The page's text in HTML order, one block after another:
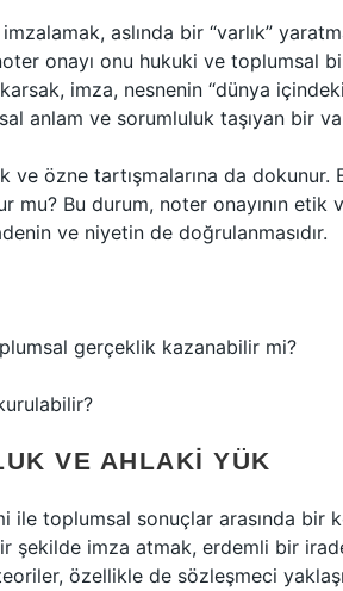
aslında bir “varlık”
onayı onu hukuki ve toplumsal
imza, nesnenin “dünya
anlam ve sorumluluk taşıyan bir
ve özne tartışmalarına da dokunur.
mu? Bu durum, noter onayının
ve niyetin de doğrulanmasıdır.
gerçeklik kazanabilir mi?
VE AHLAKI YÜK
ile toplumsal sonuçlar arasında bir
şekilde imza atmak, erdemli bir
özellikle de sözleşmeci